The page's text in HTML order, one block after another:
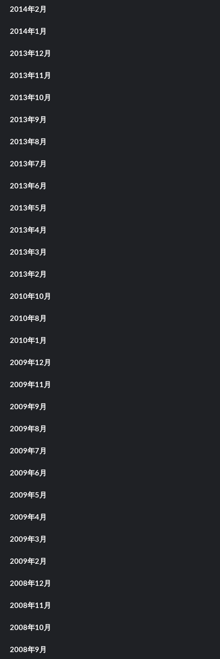
2014年2月
2014年1月
2013年12月
2013年11月
2013年10月
2013年9月
2013年8月
2013年7月
2013年6月
2013年5月
2013年4月
2013年3月
2013年2月
2010年10月
2010年8月
2010年1月
2009年12月
2009年11月
2009年9月
2009年8月
2009年7月
2009年6月
2009年5月
2009年4月
2009年3月
2009年2月
2008年12月
2008年11月
2008年10月
2008年9月